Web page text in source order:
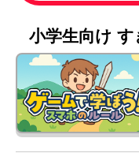
小学生向け